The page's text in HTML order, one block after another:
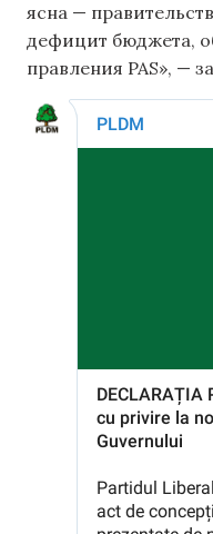
ясна —
дефицит бюджета,
правления PAS», —